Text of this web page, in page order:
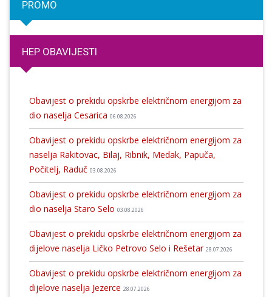
PROMO
HEP OBAVIJESTI
Obavijest o prekidu opskrbe električnom energijom za
dio naselja Cesarica 06.08.2026
Obavijest o prekidu opskrbe električnom energijom za
naselja Rakitovac, Bilaj, Ribnik, Medak, Papuča,
Počitelj, Raduč 03.08.2026
Obavijest o prekidu opskrbe električnom energijom za
dio naselja Staro Selo 03.08.2026
Obavijest o prekidu opskrbe električnom energijom za
dijelove naselja Ličko Petrovo Selo i Rešetar 28.07.2026
Obavijest o prekidu opskrbe električnom energijom za
dijelove naselja Jezerce 28.07.2026